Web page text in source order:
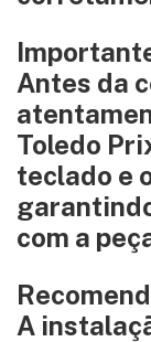
Antes da
Toledo
teclado e
com a
A